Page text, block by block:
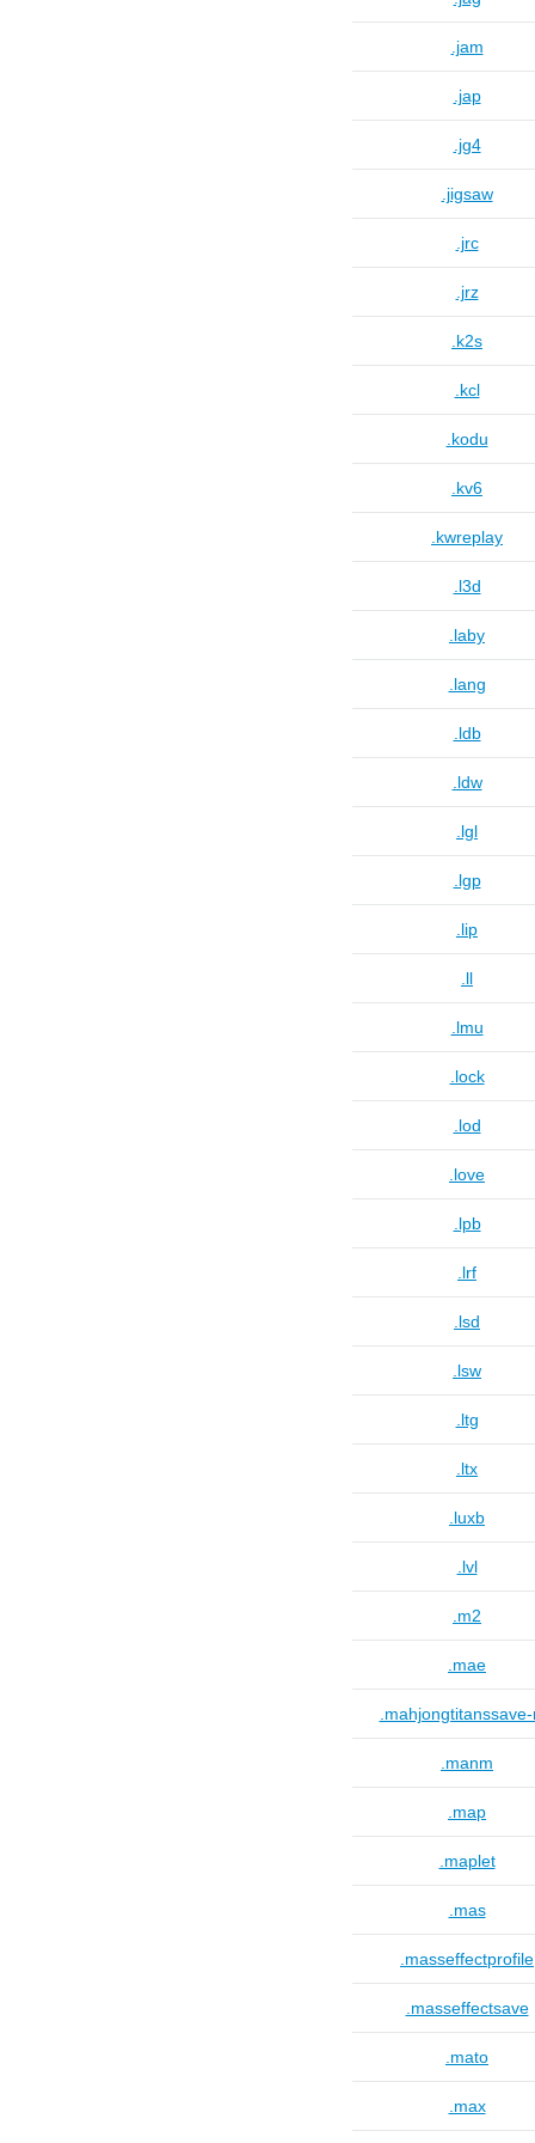
.jam
.jap
.jg4
.jigsaw
.jrc
.jrz
.k2s
.kcl
.kodu
.kv6
.kwreplay
.l3d
.laby
.lang
.ldb
.ldw
.lgl
.lgp
.lip
.ll
.lmu
.lock
.lod
.love
.lpb
.lrf
.lsd
.lsw
.ltg
.ltx
.luxb
.lvl
.m2
.mae
.manm
.map
.maplet
.mas
.masseffectprofile
.masseffectsave
.mato
.max